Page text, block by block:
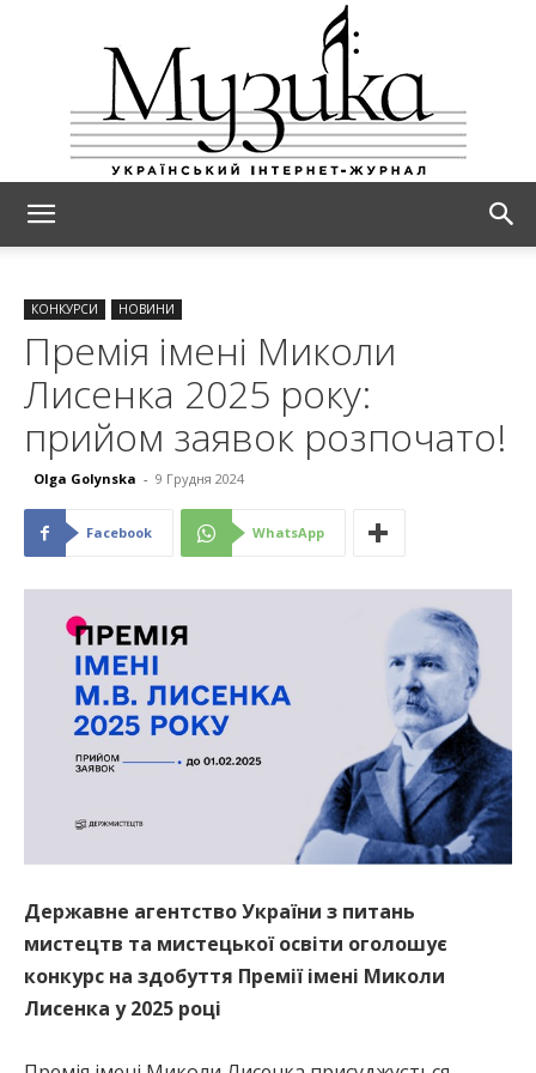
КОНКУРСИ НОВИНИ
Премія імені Миколи
Лисенка 2025 року:
прийом заявок розпочато!
Olga Golynska - 9 Грудня 2024
Facebook WhatsApp
Державне агентство України з питань
мистецтв та мистецької освіти оголошує
конкурс на здобуття Премії імені Миколи
Лисенка у 2025 році